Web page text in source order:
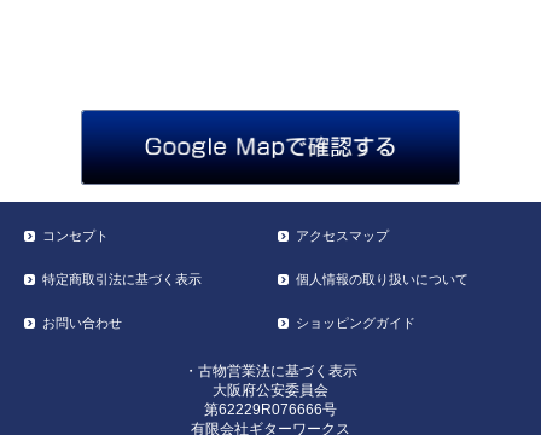
コンセプト アクセスマップ
特定商取引法に基づく表示 個人情報の取り扱いについて
お問い合わせ ショッピングガイド
・古物営業法に基づく表示
大阪府公安委員会
第62229R076666号
有限会社ギターワークス